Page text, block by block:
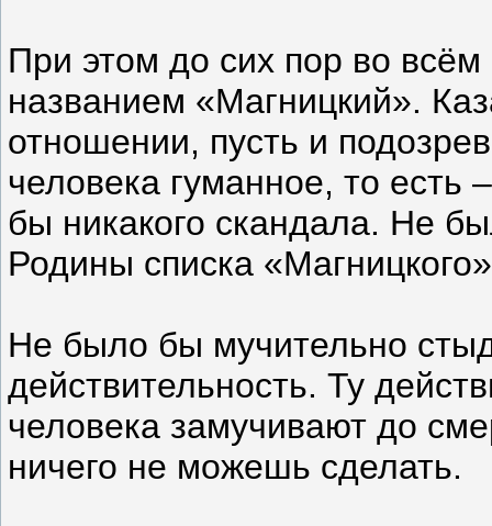
При этом до сих пор во
названием «Магницкий».
отношении, пусть и
человека гуманное, то
бы никакого скандала. Не
Родины списка
Не было бы мучительно
действительность. Ту
человека замучивают до
ничего не можешь сделать.